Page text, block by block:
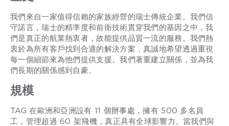
我們來自一家值得信賴的家族經營的瑞士傳統企業。我們信
守諾言，瑞士的精準度和前衛技術貫穿我們的基因之中，我
們是真正的航業熱衷者，故能提供品質一流的服務。我們熱
衷於為所有客戶找到合適的解決方案，真誠地希望透過重視
每一個細節來為他們提供支援。我們著重建立關係，並為我
們長期的關係感到自豪。
規模
TAG 在歐洲和亞洲設有 11 個辦事處，擁有 500 多名員
工，管理超過 60 架飛機，真正具有全球影響力。當我們與